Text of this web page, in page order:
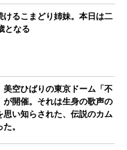
けるこまどり姉妹。本日は二
となる
美空ひばりの東京ドーム「不
が開催。それは生身の歌声の
思い知らされた、伝説のカム
。